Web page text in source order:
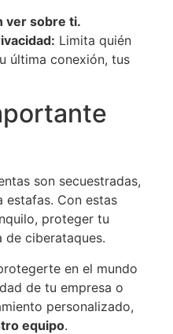
ver sobre ti.
Limita quién
última conexión, tus
son secuestradas,
estafas. Con estas
proteger tu
ciberataques.
en el mundo
de tu empresa o
personalizado,
equipo.